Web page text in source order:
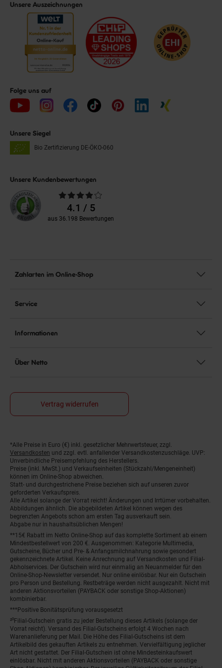
Unsere Auszeichnungen
Folge uns auf
Unsere Siegel
Bio Zertifizierung DE-ÖKO-060
Unsere Kundenbewertungen
Durchschnittliche
Bewertungen4.1 / 5
aus 36.198 Bewertungen
Zahlarten im Online-Shop
Service
Informationen
Über Netto
Vertrag widerrufen
Fußnoten
*Alle Preise in Euro (€) inkl. gesetzlicher Mehrwertsteuer, zzgl.
Versandkosten und zzgl. evtl. anfallender Versandkostenzuschläge. UVP:
Unverbindliche Preisempfehlung des Herstellers.
Preise (inkl. MwSt.) und Verkaufseinheiten (Stückzahl/Mengeneinheit)
können im Online-Shop abweichen.
Statt- und durchgestrichene Preise beziehen sich auf unseren zuvor
geforderten Verkaufspreis.
Alle Artikel solange der Vorrat reicht! Änderungen und Irrtümer vorbehalten.
Abbildungen ähnlich. Die abgebildeten Artikel können wegen des
begrenzten Angebots schon am ersten Tag ausverkauft sein.
Abgabe nur in haushaltsüblichen Mengen!
**15€ Rabatt im Netto Online-Shop auf das komplette Sortiment ab einem
Mindestbestellwert von 200 €. Ausgenommen: Kategorie Multimedia,
Gutscheine, Bücher und Pre- & Anfangsmilchnahrung sowie gesondert
gekennzeichnete Artikel. Keine Anrechnung auf Versandkosten und Filial-
Abholservices. Der Gutschein wird nur einmalig an Neuanmelder für den
Online-Shop-Newsletter versendet. Nur online einlösbar. Nur ein Gutschein
pro Person und Bestellung. Restbeträge werden nicht ausgezahlt. Nicht mit
anderen Aktionsvorteilen (PAYBACK oder sonstige Shop-Aktionen)
kombinierbar.
***Positive Bonitätsprüfung vorausgesetzt
²⁰Filial-Gutschein gratis zu jeder Bestellung dieses Artikels (solange der
Vorrat reicht). Versand des Filial-Gutscheins erfolgt 4 Wochen nach
Warenanlieferung per Mail. Die Höhe des Filial-Gutscheins ist dem
Artikelbild des gekauften Artikels zu entnehmen. Vervielfältigung jeglicher
Art nicht gestattet. Der Filial-Gutschein ist ohne Mindesteinkaufswert
einlösbar. Nicht mit anderen Aktionsvorteilen (PAYBACK oder sonstige